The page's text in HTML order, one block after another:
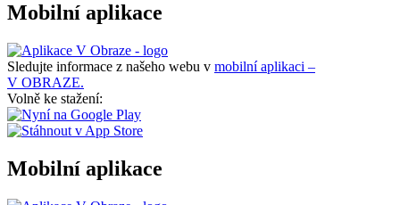
Mobilní aplikace
Sledujte informace z našeho webu v mobilní aplikaci –
V OBRAZE.
Volně ke stažení:
Mobilní aplikace